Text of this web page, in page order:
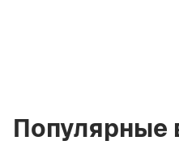
Популярные